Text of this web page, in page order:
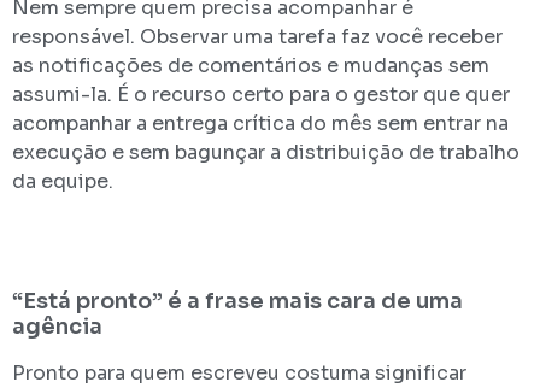
Nem sempre quem precisa acompanhar é
responsável. Observar uma tarefa faz você receber
as notificações de comentários e mudanças sem
assumi-la. É o recurso certo para o gestor que quer
acompanhar a entrega crítica do mês sem entrar na
execução e sem bagunçar a distribuição de trabalho
da equipe.
“Está pronto” é a frase mais cara de uma
agência
Pronto para quem escreveu costuma significar